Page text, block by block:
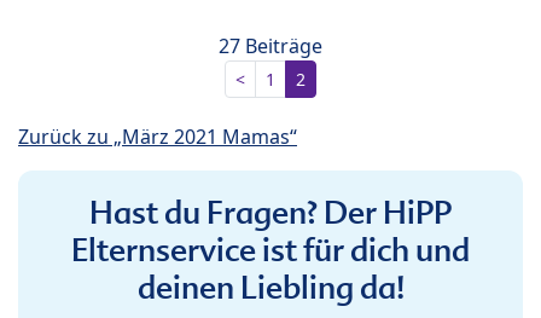
27 Beiträge
< 1 2
Zurück zu „März 2021 Mamas“
Hast du Fragen? Der HiPP
Elternservice ist für dich und
deinen Liebling da!